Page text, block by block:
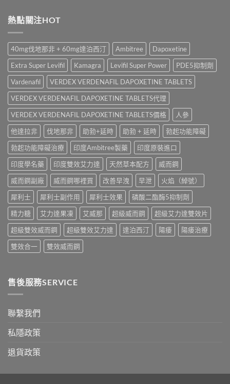
項
港
正
貨
購
買
指
南〉
中
多
原
廠
與
學
名
藥
購
買
比
較〉
中
利
麼
選？
年
效
果、
價
錢、
副
作
用
全
面
比
較
與
香
港
購
指
南〉
中
名
藥
隻
好？
Cenforce-
100、
Kamagra
與
Kamagra
Oral
Jelly
全
面
比
較〉
中
熱點關注HOT
40mg伐地那非 + 60mg達泊西汀 Ambitree
Dapoxetine
Extra Super Levifil
Kamagra Levifil Super Power
PDE5抑制劑
Vardenafil
VERDEX VERDENAFIL DAPOXETINE TABLETS
VERDEX VERDENAFIL DAPOXETINE TABLETS代理
VERDEX VERDENAFIL DAPOXETINE TABLETS價格
人參
他達拉非
伐地那非 助勃+延時 助勃 + 延時
勃起功能障礙
勃起功能障礙治療
印度Ambitree製藥
印度原裝進口
印度學名藥
印度雙效艾力達 天然草本配方
威而鋼
威而鋼副廠
威而鋼哪裡買 改善早洩 早泄
火焰（綽號）
犀利士
犀利士副作用 犀利士效果
磷酸二酯酶5抑制劑
精力糖
艾力達果凍 艾威那 超級威而鋼
超級艾力達雙效片
超級雙效威而鋼
超級雙效艾力達 達泊西汀 陽痿
陽痿治療
雙效合一
雙效威而鋼
售後服務SERVICE
聯繫我們
私隱政策
退貨政策